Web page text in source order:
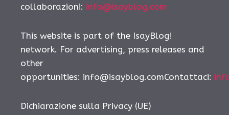
collaborazioni: info@isayblog.com
This website is part of the IsayBlog!
network. For advertising, press releases and
other
opportunities: info@isayblog.comContattaci:
Dichiarazione sulla Privacy (UE)